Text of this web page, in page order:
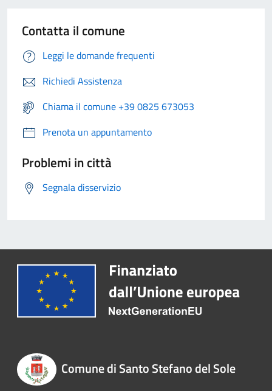
Contatta il comune
Leggi le domande frequenti
Richiedi Assistenza
Chiama il comune +39 0825 673053
Prenota un appuntamento
Problemi in città
Segnala disservizio
Comune di Santo Stefano del Sole